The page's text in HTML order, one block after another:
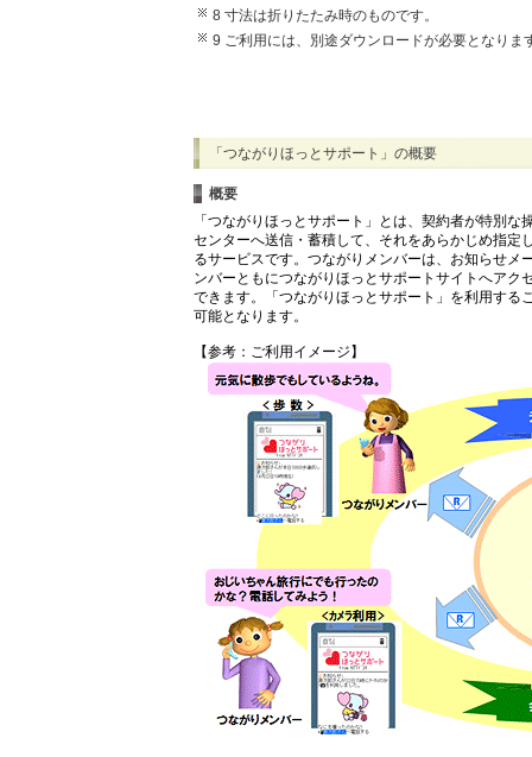
8 寸法は折りたたみ時のものです。
9 ご利用には、別途ダウンロードが必要となりま
「つながりほっとサポート」の概要
概要
「つながりほっとサポート」とは、契約者が特別
センターへ送信・蓄積して、それをあらかじめ指定
るサービスです。つながりメンバーは、お知らせ
ンバーともにつながりほっとサポートサイトへア
できます。「つながりほっとサポート」を利用する
可能となります。
【参考：ご利用イメージ】